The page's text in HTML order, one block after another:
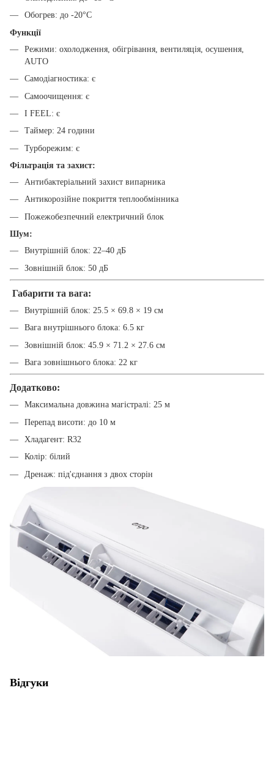
Обогрев: до -20°C
Функції
Режими: охолодження, обігрівання, вентиляція, осушення,
AUTO
Самодіагностика: є
Самоочищення: є
I FEEL: є
Таймер: 24 години
Турборежим: є
Фільтрація та захист:
Антибактеріальний захист випарника
Антикорозійне покриття теплообмінника
Пожежобезпечний електричний блок
Шум:
Внутрішній блок: 22–40 дБ
Зовнішній блок: 50 дБ
Габарити та вага:
Внутрішній блок: 25.5 × 69.8 × 19 см
Вага внутрішнього блока: 6.5 кг
Зовнішній блок: 45.9 × 71.2 × 27.6 см
Вага зовнішнього блока: 22 кг
Додатково:
Максимальна довжина магістралі: 25 м
Перепад висоти: до 10 м
Хладагент: R32
Колір: білий
Дренаж: під'єднання з двох сторін
Відгуки